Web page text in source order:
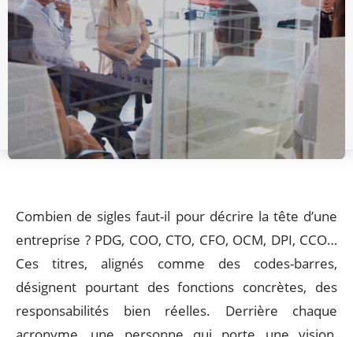
Combien de sigles faut-il pour décrire la tête d’une
entreprise ? PDG, COO, CTO, CFO, OCM, DPI, CCO…
Ces titres, alignés comme des codes-barres,
désignent pourtant des fonctions concrètes, des
responsabilités bien réelles. Derrière chaque